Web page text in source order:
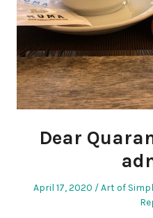
Dear
Posted
April 17, 2020
Posted
Art of